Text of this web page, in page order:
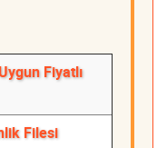
Fiyatlı
Filesi